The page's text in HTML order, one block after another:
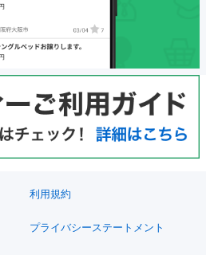
利用規約
プライバシーステートメント